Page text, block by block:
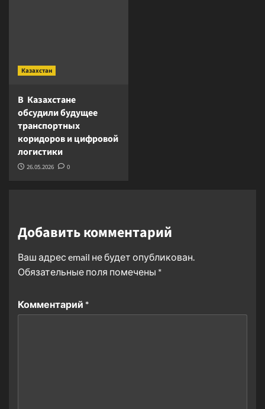
Казахстан
В Казахстане
обсудили будущее
транспортных
коридоров и цифровой
логистики
26.05.2026 0
Добавить комментарий
Ваш адрес email не будет опубликован.
Обязательные поля помечены *
Комментарий *